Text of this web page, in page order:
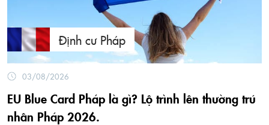
Định cư Pháp
03/08/2026
EU Blue Card Pháp là gì? Lộ trình lên thường trú
nhân Pháp 2026.